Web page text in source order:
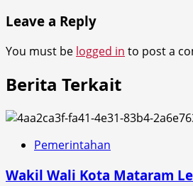
Leave a Reply
You must be logged in to post a
Berita Terkait
Pemerintahan
Wakil Wali Kota Mataram